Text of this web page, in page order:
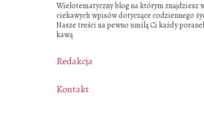
Wielotematyczny blog na którym znajdziesz
ciekawych wpisów dotyczące codziennego
Nasze treści na pewno umilą Ci każdy
kawą
Redakcja
Kontakt